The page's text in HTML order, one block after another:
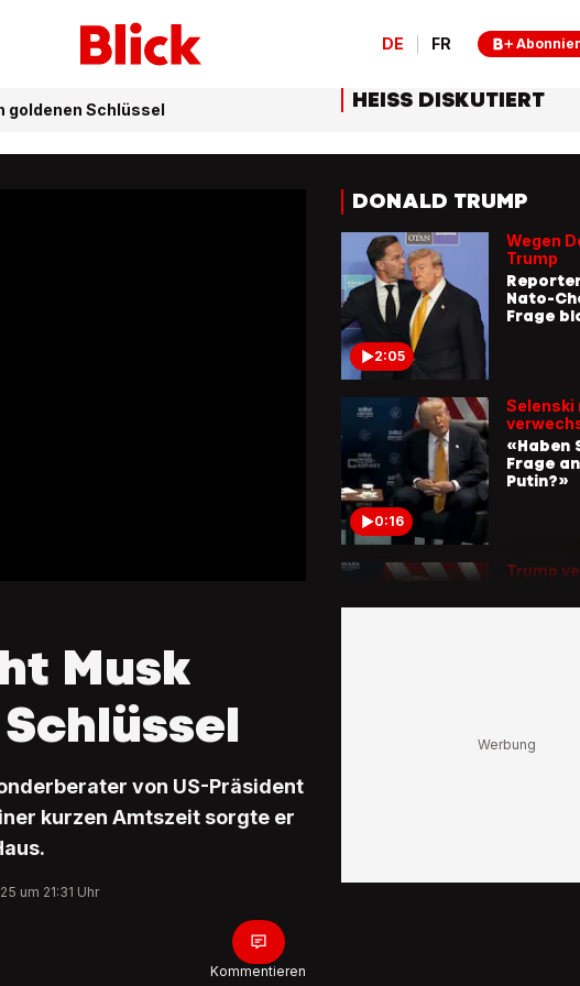
DE FR
goldenen Schlüssel
Musk
von US-Präsident
kurzen Amtszeit sorgte er
um 21:31 Uhr
Kommentieren
DONALD TRUMP
2:05
Wegen
Trump
Nato-
Frage
0:16
Selenski
«Haben
Frage
Putin?»
Trump
Treffen
HEISS DISKUTIERT